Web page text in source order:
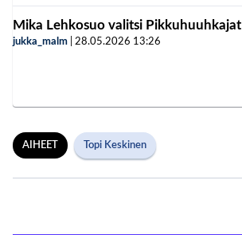
Mika Lehkosuo valitsi Pikkuhuuhkajat
jukka_malm 28.05.2026 13:26
AIHEET Topi Keskinen